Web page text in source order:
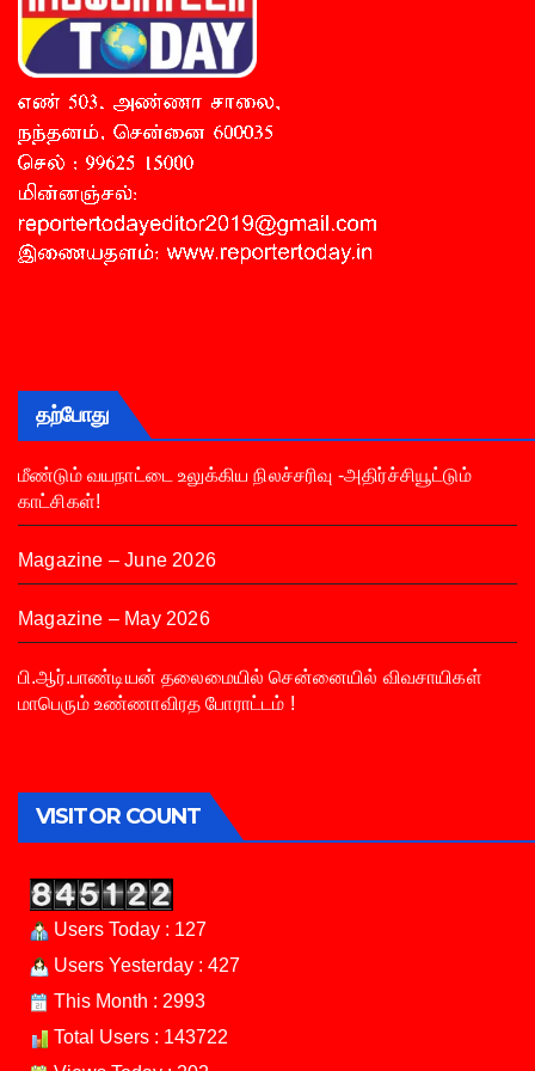
தற்போது
மீண்டும் வயநாட்டை உலுக்கிய நிலச்சரிவு -அதிர்ச்சியூட்டும்
காட்சிகள்!
Magazine – June 2026
Magazine – May 2026
பி.ஆர்.பாண்டியன் தலைமையில் சென்னையில் விவசாயிகள்
மாபெரும் உண்ணாவிரத போராட்டம் !
VISITOR COUNT
Users Today : 127
Users Yesterday : 427
This Month : 2993
Total Users : 143722